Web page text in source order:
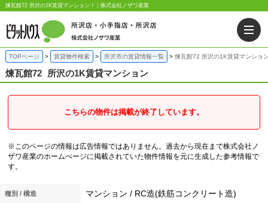
煉瓦館72 所沢の1K賃貸マンション！｜株式会社ノザワ産業
TOPページ 賃貸物件検索 所沢市の賃貸情報一覧 煉瓦館72 所沢の1K賃貸マンショ
煉瓦館72 所沢の1K賃貸マンション
こちらの物件は掲載が終了しています。
※このページの情報は広告情報ではありません。過去から現在まで株式会社ノ
ザワ産業のホームぺージに掲載されていた物件情報を元に生成した参考情報で
す。
種別 / 構造 マンション / RC造(鉄筋コンクリート造)